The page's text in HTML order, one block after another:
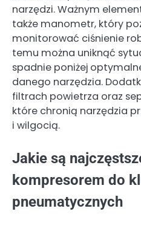
narzędzi. Ważnym
także manometr, który
monitorować ciśnienie
temu można uniknąć
spadnie poniżej
danego narzędzia.
filtrach powietrza oraz
które chronią narzędzia
i wilgocią.
Jakie są
kompresorem do
pneumatycznych